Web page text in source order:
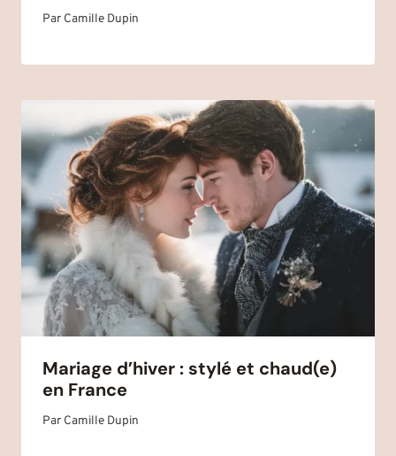
Par Camille Dupin
Mariage d’hiver : stylé et chaud(e)
en France
Par Camille Dupin